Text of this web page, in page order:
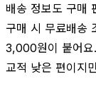
배송 정보도 구매
구매 시 무료배송
3,000원이 붙어요
교적 낮은 편이지